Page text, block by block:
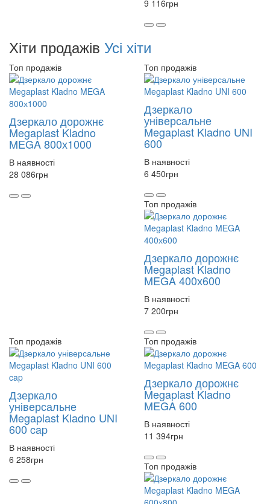
9 116грн
Хіти продажів Усі хіти
Топ продажів
Дзеркало дорожнє
Megaplast Kladno
MEGA 800х1000
В наявності
28 086грн
Топ продажів
Дзеркало
універсальне
Megaplast Kladno UNI
600
В наявності
6 450грн
Топ продажів
Дзеркало дорожнє
Megaplast Kladno
MEGA 400х600
В наявності
7 200грн
Топ продажів
Дзеркало
універсальне
Megaplast Kladno UNI
600 cap
В наявності
6 258грн
Топ продажів
Дзеркало дорожнє
Megaplast Kladno
MEGA 600
В наявності
11 394грн
Топ продажів